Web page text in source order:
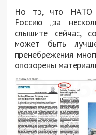
Но то, что НАТО
Россию „за
слышите сейчас,
может быть
пренебрежения
опозорены